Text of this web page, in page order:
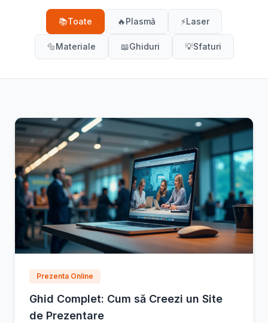
📚Toate 🔥Plasmă ⚡Laser
🔩Materiale 📖Ghiduri 💡Sfaturi
Prezenta Online
Ghid Complet: Cum să Creezi un Site
de Prezentare